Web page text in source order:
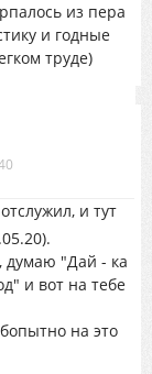
из пера
и годные
труде)
и тут
думаю "Дай - ка
и вот на тебе
на это